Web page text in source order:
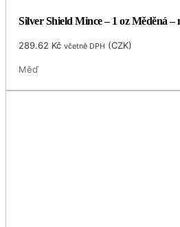
Silver Shield Mince – 1 oz Měděná –
289.62 Kč včetně DPH (CZK)
Měď